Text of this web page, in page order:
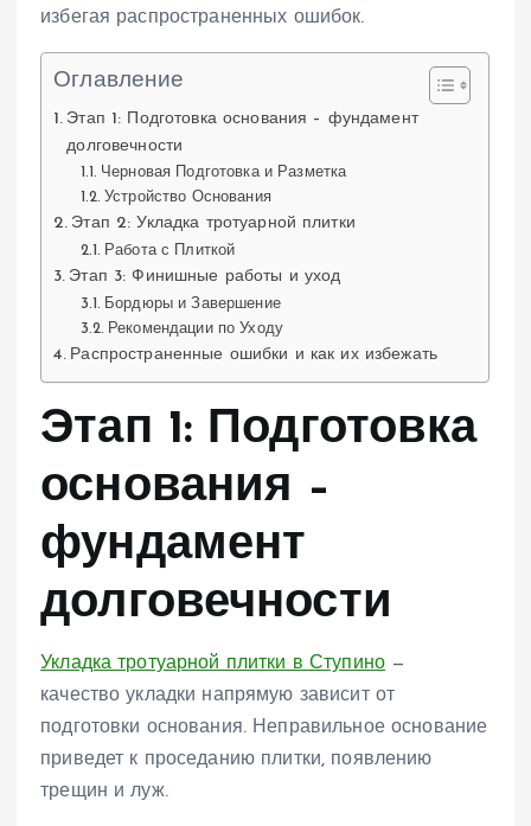
избегая распространенных ошибок.
Оглавление
Этап 1: Подготовка основания – фундамент
долговечности
Черновая Подготовка и Разметка
Устройство Основания
Этап 2: Укладка тротуарной плитки
Работа с Плиткой
Этап 3: Финишные работы и уход
Бордюры и Завершение
Рекомендации по Уходу
Распространенные ошибки и как их избежать
Этап 1: Подготовка
основания –
фундамент
долговечности
Укладка тротуарной плитки в Ступино —
качество укладки напрямую зависит от
подготовки основания. Неправильное основание
приведет к проседанию плитки, появлению
трещин и луж.